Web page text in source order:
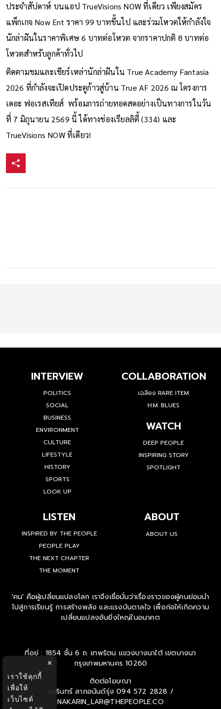
ประจำสัปดาห์ บนแอป TrueVisions NOW ที่เดียว เพียงสมัคร
แพ็กเกจ Now Ent ราคา 99 บาทขึ้นไป และร่วมโหวตให้กำลังใจ
นักล่าฝันในราคาพิเศษ 6 บาทต่อโหวต จากราคาปกติ 8 บาทต่อ
โหวตสำหรับลูกค้าทั่วไป
ติดตามชมและเชียร์เหล่านักล่าฝันใน True Academy Fantasia
2026 ที่กำลังจะเปิดประตูก้าวสู่บ้าน True AF 2026 ณ โครงการ
เดอะ ฟอเรสเทียส์ พร้อมการถ่ายทอดสดอย่างเป็นทางการในวัน
ที่ 7 มิถุนายน 2569 นี้ ได้ทางช่องเรียลลิตี้ (334) และ
TrueVisions NOW ที่เดียว!
INTERVIEW
POLITICS
SOCIAL
BUSINESS
ENVIRONMENT
CULTURE
LIFESTYLE
HISTORY
SPORTS
LOOK UP
COLLABORATION
เฉลียง RARE ITEM
H.M. BLUES
WATCH
DEEP PEOPLE
INSPIRING STORY
SPOTLIGHT
LISTEN
INSPIRED BY THE PEOPLE
PEOPLE PLAY
THE NEXT CHAPTER
THE MOMENT
ABOUT
ABOUT US
'คน' คือผู้เปลี่ยนแปลงโลก เราจึงเชื่อมั่นว่าเรื่องราวของผู้คนย่อมนำ
ไปสู่การเรียนรู้ การสร้างพลัง และแรงบันดาลใจ เพื่อก่อให้เกิดความ
เปลี่ยนแปลงอันยิ่งใหญ่ในอนาคต
ที่อยู่ : 1854 ชั้น 6 ถ. เทพรัตน แขวงบางนาใต้ เขตบางนา
กรุงเทพมหานคร 10260
ติดต่อโฆษณา
นครินทร์ ลาภอนันด์รุ่ง 094 572 2828 /
NAKARIN_LAR@THEPEOPLE.CO
×
เราใช้คุกกี้
เพื่อให้
เว็บไซต์